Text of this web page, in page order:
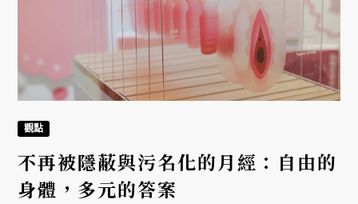
觀點
不再被隱蔽與污名化的月經：自由的
身體，多元的答案